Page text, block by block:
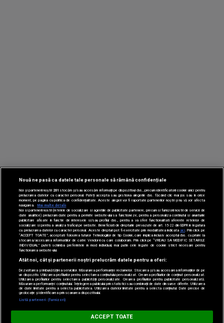
Nouă ne pasă ca datele tale personale să rămână confidențiale
Noi și partenerii noștri 201 stocăm și/sau accesăm informații pe dispozitivul dvs., precum identificatorii cookie unici pentru
prelucrarea datelor cu caracter personal. Puteți accepta sau gestiona alegerile dvs. făcând clic mai jos sau în orice
moment, pe pagina cu politica de confidențialitate. Aceste alegeri vor fi raportate partenerilor noștri și nu vă vor afecta
navigarea.
Mai multe detalii
Noi si partenerii nostri (retelele de socializare si agentiile de publicitate partenere, precum si furnizorii nostri de servicii de
date analitice) prelucram date pentru a permite website-ului sa functioneze, pentru a personaliza continutul si anunturile
publicitare afisate in functie de interesele si/sau profilul dvs., pentru a va oferi functionalitati aferente retelelor de
socializare si pentru a analiza traficul pe website. Beneficiati de drepturile prevazute de art. 15-22 din GDPR in legatura
cu prelucrarea datelor cu caracter personal. Aceste drepturi pot fi exercitate prin modalitatea indicataaici . Prin click pe
“ACCEPT TOATE”, acceptati folosirea tuturor Tehnologiilor de tip Cookie, care implica inclusiv acceptul dvs. cu privire la
stocarea/accesarea informatiilor de catre Vendor-ii cu care colaboram. Prin click pe “VREAU SA MODIFIC SETARILE
INDIVIDUAL” puteti schimba preferintele in mod individual, mai putin cele legate de cookie strict necesare pentru
functionarea website-ului.
Atât noi, cât și partenerii noștri prelucrăm datele pentru a oferi:
Dezvoltarea și îmbunătățirea serviciilor. Măsurarea performanței reclamelor. Stocarea și/sau accesarea informațiilor de pe
un dispozitiv. Utilizarea profilurilor pentru selectarea conținutului personalizat. Crearea profilurilor de conținut personalizat.
Utilizarea profilurilor pentru selectarea publicității personalizate. Crearea profilurilor pentru publicitate personalizată.
Măsurarea performanței conținutului. Înțelegerea publicului prin statistici sau combinații de date din surse diferite. Utilizarea
de date limitate pentru a selecta publicitatea. Utilizarea datelor limitate pentru a selecta conținutul. Date precise de
geolocație și identificarea prin scanarea dispozitivului.
Listă parteneri (furnizori)
ACCEPT TOATE